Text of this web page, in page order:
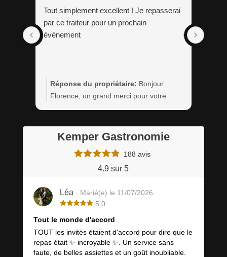
Tout simplement excellent ! Je repasserai
par ce traiteur pour un prochain
événement
Réponse du propriétaire: Bonjour
Florence, un grand merci pour votre
Kemper Gastronomie
188 avis
4.9 sur 5
Léa · Marié(e) le 11/07/2026
5.0
Tout le monde d'accord
TOUT les invités étaient d'accord pour dire que le
repas était ✨ incroyable ✨. Un service sans
faute, de belles assiettes et un goût inoubliable.